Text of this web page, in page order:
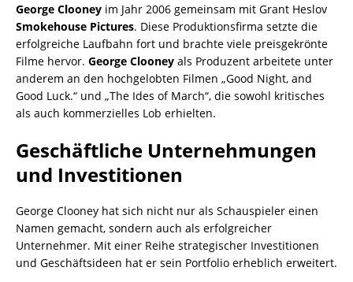
George Clooney im Jahr 2006 gemeinsam mit Grant Heslov
Smokehouse Pictures. Diese Produktionsfirma setzte die
erfolgreiche Laufbahn fort und brachte viele preisgekrönte
Filme hervor. George Clooney als Produzent arbeitete unter
anderem an den hochgelobten Filmen „Good Night, and
Good Luck.“ und „The Ides of March“, die sowohl kritisches
als auch kommerzielles Lob erhielten.
Geschäftliche Unternehmungen
und Investitionen
George Clooney hat sich nicht nur als Schauspieler einen
Namen gemacht, sondern auch als erfolgreicher
Unternehmer. Mit einer Reihe strategischer Investitionen
und Geschäftsideen hat er sein Portfolio erheblich erweitert.